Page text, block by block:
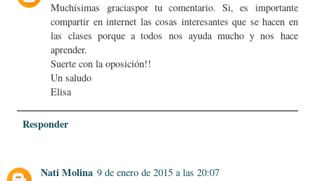
Muchísimas graciaspor tu comentario. Si, es importante
compartir en internet las cosas interesantes que se hacen en
las clases porque a todos nos ayuda mucho y nos hace
aprender.
Suerte con la oposición!!
Un saludo
Elisa
Responder
Nati Molina 9 de enero de 2015 a las 20:07